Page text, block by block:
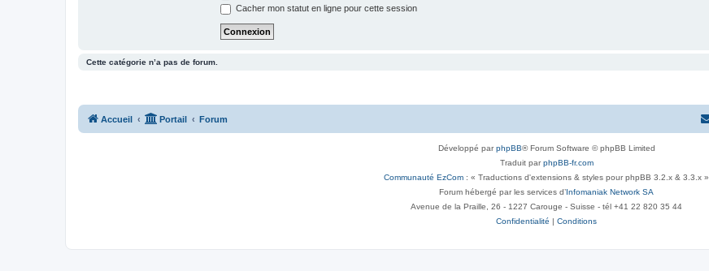
Cacher mon statut en ligne pour cette session
Cette catégorie n’a pas de forum.
Accueil Portail Forum
Développé parphpBB® Forum Software © phpBB Limited
Traduit parphpBB-fr.com
Communauté EzCom : « Traductions d'extensions & styles pour phpBB 3.2.x & 3.3.x »
Forum hébergé par les services d’Infomaniak Network SA
Avenue de la Praille, 26 - 1227 Carouge - Suisse - tél +41 22 820 35 44
Confidentialité | Conditions